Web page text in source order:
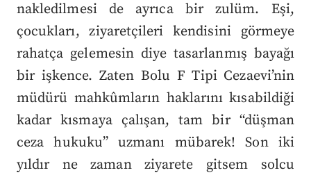
nakledilmesi de ayrıca bir zulüm. Eşi,
çocukları, ziyaretçileri kendisini görmeye
rahatça gelemesin diye tasarlanmış bayağı
bir işkence. Zaten Bolu F Tipi Cezaevi’nin
müdürü mahkûmların haklarını kısabildiği
kadar kısmaya çalışan, tam bir “düşman
ceza hukuku” uzmanı mübarek! Son iki
yıldır ne zaman ziyarete gitsem solcu